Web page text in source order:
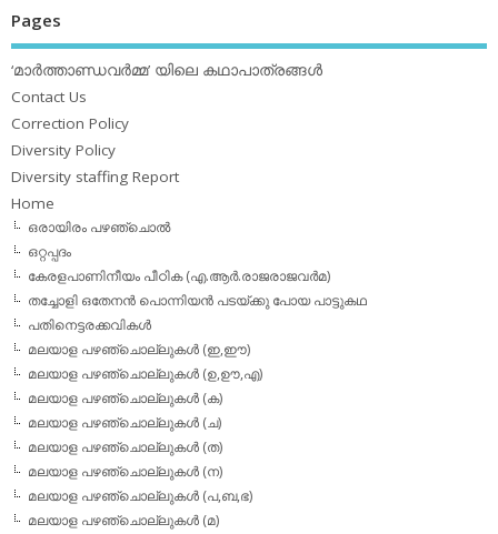
Pages
‘മാര്‍ത്താണ്ഡവര്‍മ്മ’ യിലെ കഥാപാത്രങ്ങള്‍
Contact Us
Correction Policy
Diversity Policy
Diversity staffing Report
Home
ഒരായിരം പഴഞ്ചൊല്‍
ഒറ്റപ്പദം
കേരളപാണിനീയം പീഠിക (എ.ആര്‍.രാജരാജവര്‍മ)
തച്ചോളി ഒതേനൻ പൊന്നിയൻ പടയ്‌ക്കു പോയ പാട്ടുകഥ
പതിനെട്ടരക്കവികള്‍
മലയാള പഴഞ്ചൊല്ലുകള്‍ (ഇ,ഈ)
മലയാള പഴഞ്ചൊല്ലുകള്‍ (ഉ,ഊ,എ)
മലയാള പഴഞ്ചൊല്ലുകള്‍ (ക)
മലയാള പഴഞ്ചൊല്ലുകള്‍ (ച)
മലയാള പഴഞ്ചൊല്ലുകള്‍ (ത)
മലയാള പഴഞ്ചൊല്ലുകള്‍ (ന)
മലയാള പഴഞ്ചൊല്ലുകള്‍ (പ,ബ,ഭ)
മലയാള പഴഞ്ചൊല്ലുകള്‍ (മ)